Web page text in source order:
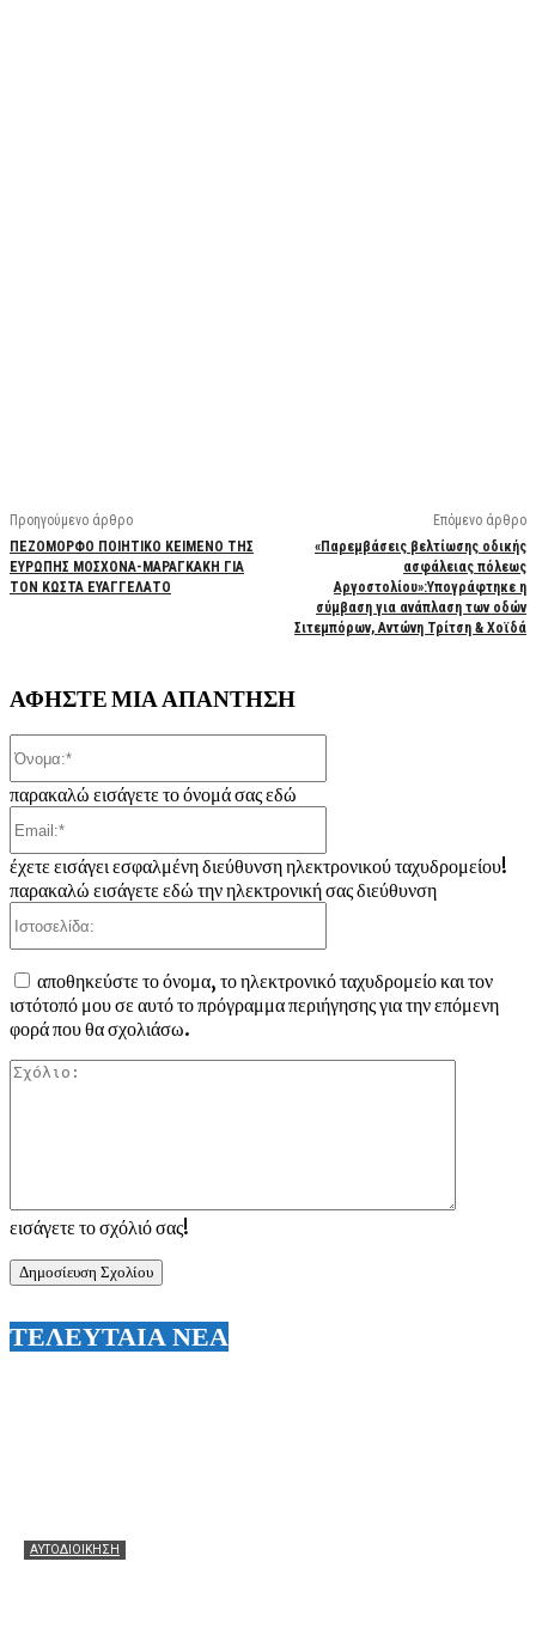
Προηγούμενο άρθρο
ΠΕΖΟΜΟΡΦΟ ΠΟΙΗΤΙΚΟ ΚΕΙΜΕΝΟ ΤΗΣ
ΕΥΡΩΠΗΣ ΜΟΣΧΟΝΑ-ΜΑΡΑΓΚΑΚΗ ΓΙΑ
ΤΟΝ ΚΩΣΤΑ ΕΥΑΓΓΕΛΑΤΟ
Επόμενο άρθρο
«Παρεμβάσεις βελτίωσης οδικής
ασφάλειας πόλεως
Αργοστολίου»:Υπογράφτηκε η
σύμβαση για ανάπλαση των οδών
Σιτεμπόρων, Αντώνη Τρίτση & Χοϊδά
ΑΦΗΣΤΕ ΜΙΑ ΑΠΑΝΤΗΣΗ
εισάγετε το σχόλιό σας!
παρακαλώ εισάγετε το όνομά σας εδώ
έχετε εισάγει εσφαλμένη διεύθυνση ηλεκτρονικού ταχυδρομείου!
παρακαλώ εισάγετε εδώ την ηλεκτρονική σας διεύθυνση
αποθηκεύστε το όνομα, το ηλεκτρονικό ταχυδρομείο και τον
ιστότοπό μου σε αυτό το πρόγραμμα περιήγησης για την επόμενη
φορά που θα σχολιάσω.
ΤΕΛΕΥΤΑΙΑ ΝΕΑ
ΑΥΤΟΔΙΟΙΚΗΣΗ